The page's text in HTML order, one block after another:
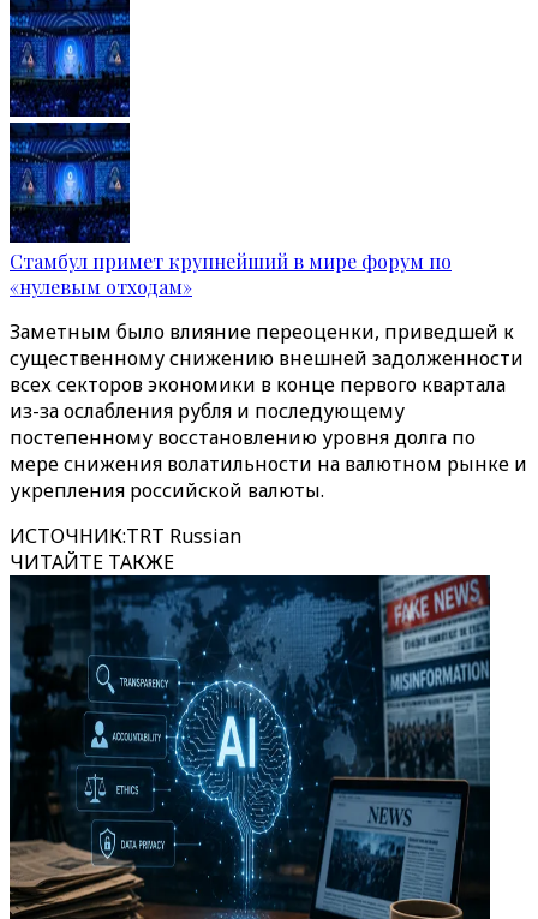
Стамбул примет крупнейший в мире форум по
«нулевым отходам»
Заметным было влияние переоценки, приведшей к
существенному снижению внешней задолженности
всех секторов экономики в конце первого квартала
из-за ослабления рубля и последующему
постепенному восстановлению уровня долга по
мере снижения волатильности на валютном рынке и
укрепления российской валюты.
ИСТОЧНИК:TRT Russian
ЧИТАЙТЕ ТАКЖЕ